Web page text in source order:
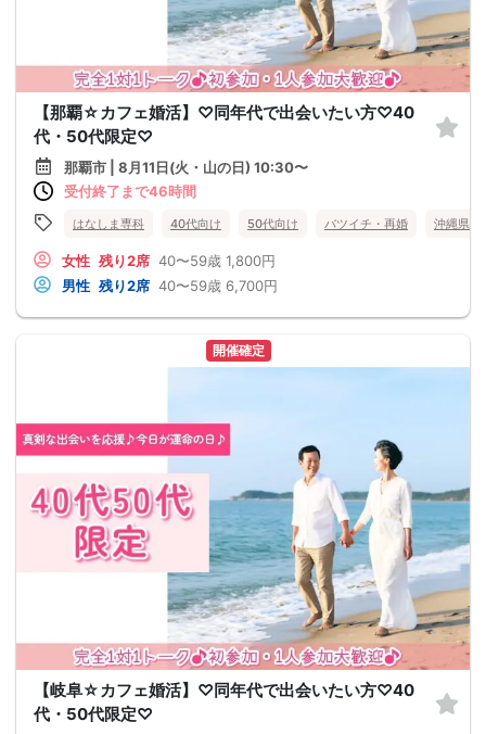
【那覇☆カフェ婚活】♡同年代で出会いたい方♡40
代・50代限定♡
那覇市 | 8月11日(火・山の日) 10:30〜
受付終了まで46時間
はなしま専科 40代向け 50代向け バツイチ・再婚 沖縄県
女性 残り2席 40〜59歳 1,800円
男性 残り2席 40〜59歳 6,700円
開催確定
【岐阜☆カフェ婚活】♡同年代で出会いたい方♡40
代・50代限定♡